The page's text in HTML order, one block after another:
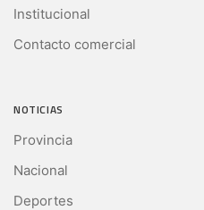
Institucional
Contacto comercial
NOTICIAS
Provincia
Nacional
Deportes